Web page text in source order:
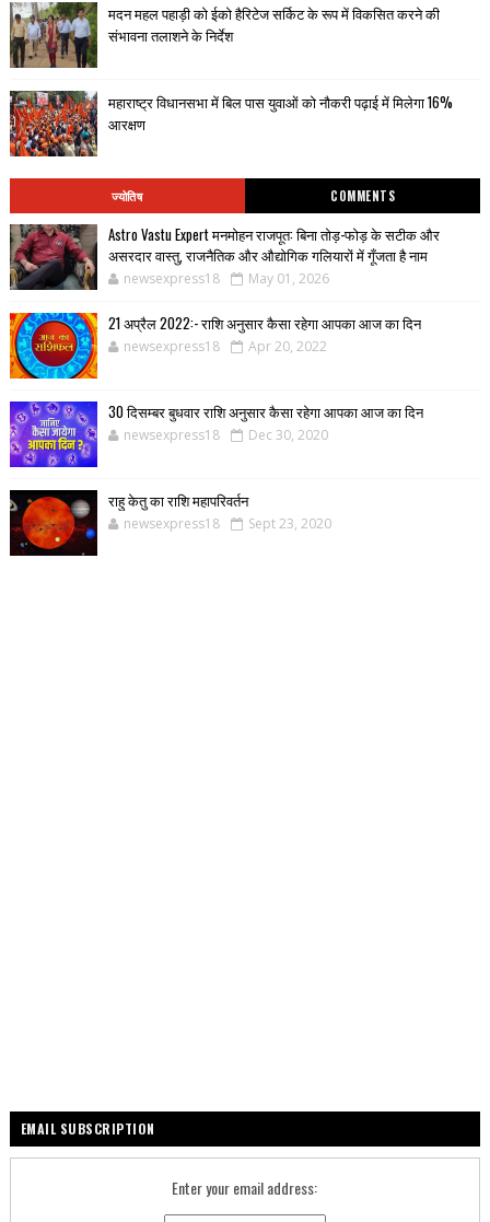
मदन महल पहाड़ी को ईको हैरिटेज सर्किट के रूप में विकसित करने की
संभावना तलाशने के निर्देश
महाराष्ट्र विधानसभा में बिल पास युवाओं को नौकरी पढ़ाई में मिलेगा 16%
आरक्षण
ज्योतिष COMMENTS
Astro Vastu Expert मनमोहन राजपूत: बिना तोड़-फोड़ के सटीक और
असरदार वास्तु, राजनैतिक और औद्योगिक गलियारों में गूँजता है नाम
newsexpress18 May 01, 2026
21 अप्रैल 2022:- राशि अनुसार कैसा रहेगा आपका आज का दिन
newsexpress18 Apr 20, 2022
30 दिसम्बर बुधवार राशि अनुसार कैसा रहेगा आपका आज का दिन
newsexpress18 Dec 30, 2020
राहु केतु का राशि महापरिवर्तन
newsexpress18 Sept 23, 2020
EMAIL SUBSCRIPTION
Enter your email address: